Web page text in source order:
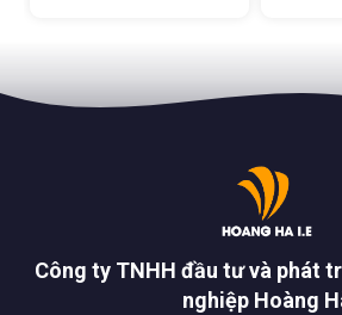
Công ty TNHH đầu tư và phát
nghiệp Hoàng